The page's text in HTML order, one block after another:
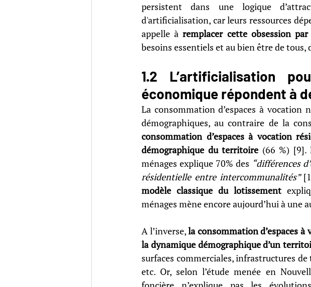
persistent dans une logique
d'artificialisation, car leurs ressources
appelle à remplacer cette obsession
besoins essentiels et au bien être de
1.2 L’artificialisation
économique répondent à
La consommation d’espaces à vocation
consommation d’espaces à vocation
démographique du territoire (66 %)
ménages explique 70% des “différences
résidentielle entre intercommunalités”
modèle classique du lotissement
ménages mène encore aujourd’hui à
A l’inverse, la consommation d’espaces
la dynamique démographique d’un
surfaces commerciales, infrastructures
etc. Or, selon l’étude menée en